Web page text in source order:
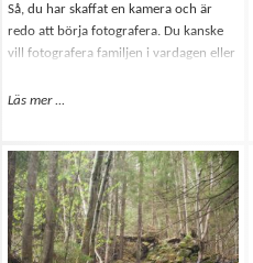
Så, du har skaffat en kamera och är
redo att börja fotografera. Du kanske
vill fotografera familjen i vardagen eller
husdjur eller så vill du en dag ta ditt
därför vill jag nedan ge några tips som
kan hjälpa dig att få bilderna som du
önskar redan i början av din
fotokarriär.
Läs merOm Fototips för nybörjaren
...